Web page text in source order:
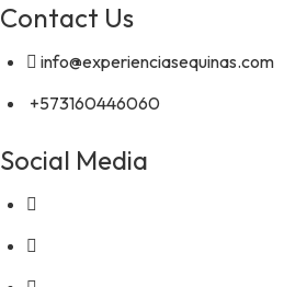
Contact Us
info@experienciasequinas.com
+573160446060
Social Media